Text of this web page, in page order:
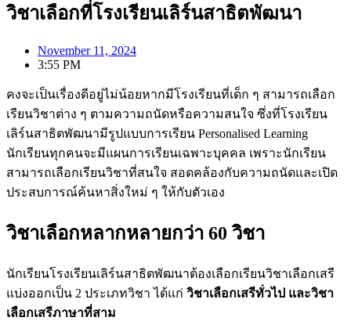
วิชาเลือกที่โรงเรียนเลิร์นสาธิตพัฒนา
November 11, 2024
3:55 PM
คงจะเป็นเรื่องดีอยู่ไม่น้อยหากมีโรงเรียนที่เด็ก ๆ สามารถเลือก
เรียนวิชาต่าง ๆ ตามความถนัดหรือความสนใจ ซึ่งที่โรงเรียน
เลิร์นสาธิตพัฒนามีรูปแบบการเรียน Personalised Learning
นักเรียนทุกคนจะมีแผนการเรียนเฉพาะบุคคล เพราะนักเรียน
สามารถเลือกเรียนวิชาที่สนใจ สอดคล้องกับความถนัดและเปิด
ประสบการณ์ค้นหาสิ่งใหม่ ๆ ให้กับตัวเอง
วิชาเลือกหลากหลายกว่า 60 วิชา
นักเรียนโรงเรียนเลิร์นสาธิตพัฒนาต้องเลือกเรียนวิชาเลือกเสรี
แบ่งออกเป็น 2 ประเภทวิชา ได้แก่ วิชาเลือกเสรีทั่วไป และวิชา
เลือกเสรีภาษาที่สาม